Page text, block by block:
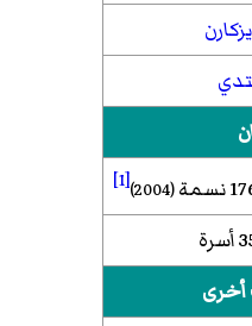
(2004)
[1]